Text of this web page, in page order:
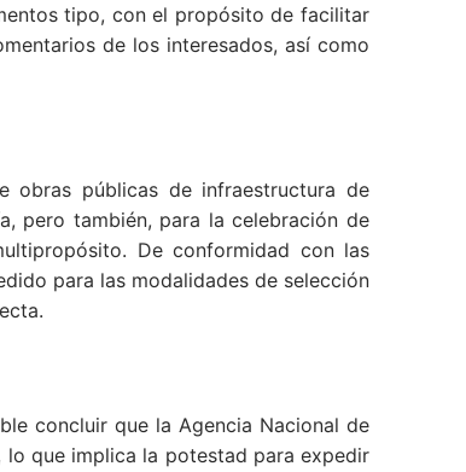
tipo, con el propósito de facilitar
de los interesados, así como
obras públicas de infraestructura de
pero también, para la celebración de
De conformidad con las
para las modalidades de selección
concluir que la Agencia Nacional de
que implica la potestad para expedir